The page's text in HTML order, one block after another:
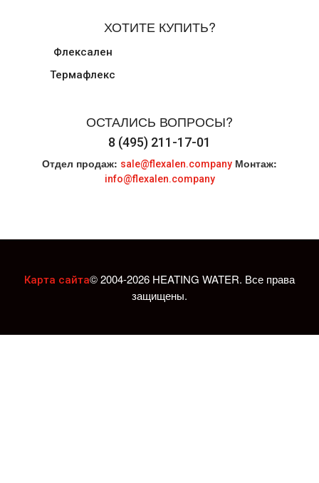
ХОТИТЕ КУПИТЬ?
Флексален
Термафлекс
ОСТАЛИСЬ ВОПРОСЫ?
8 (495) 211-17-01
Отдел продаж: sale@flexalen.company Монтаж:
info@flexalen.company
Карта сайта© 2004-2026 HEATING WATER. Все права
защищены.